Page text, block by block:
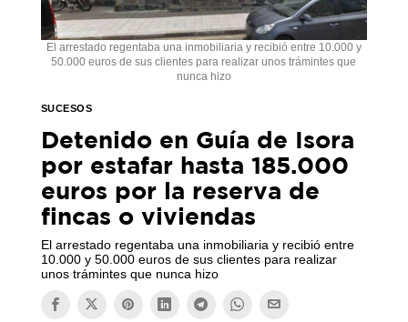
El arrestado regentaba una inmobiliaria y recibió entre 10.000 y
50.000 euros de sus clientes para realizar unos trámintes que
nunca hizo
SUCESOS
Detenido en Guía de Isora
por estafar hasta 185.000
euros por la reserva de
fincas o viviendas
El arrestado regentaba una inmobiliaria y recibió entre
10.000 y 50.000 euros de sus clientes para realizar
unos trámintes que nunca hizo